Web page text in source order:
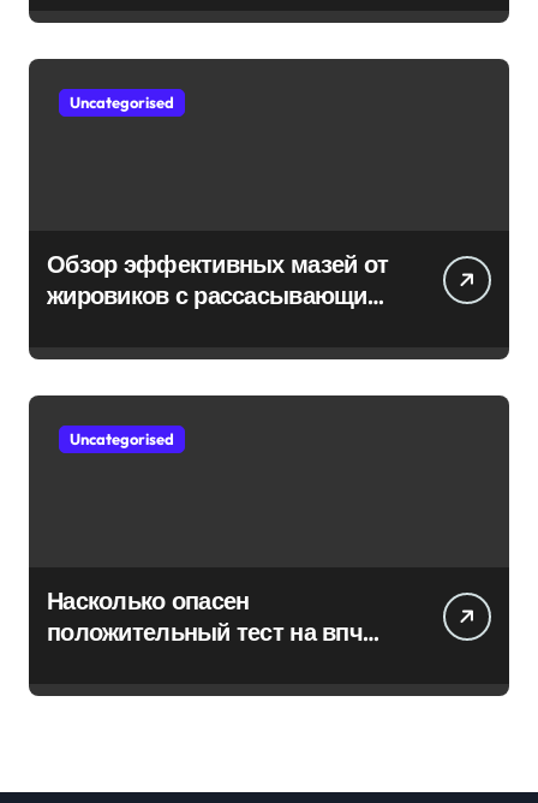
Uncategorised
Обзор эффективных мазей от
жировиков с рассасывающим
Uncategorised
Насколько опасен
положительный тест на впч